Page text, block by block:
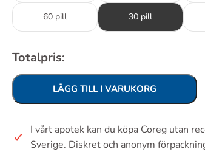
60 pill 30 pill
Totalpris:
LÄGG TILL I VARUKORG
I vårt apotek kan du köpa Coreg utan
Sverige. Diskret och anonym